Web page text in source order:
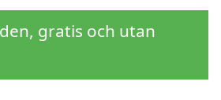
gratis och utan